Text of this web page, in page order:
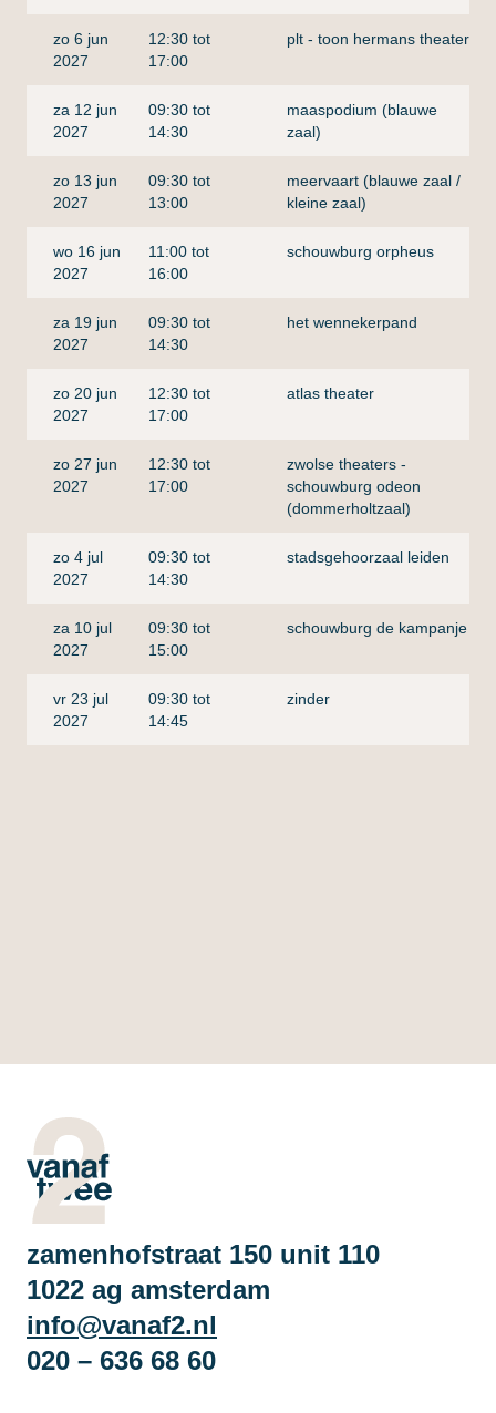
zo 6 jun
2027
12:30 tot
17:00
plt - toon hermans theater
za 12 jun
2027
09:30 tot
14:30
maaspodium (blauwe
zaal)
zo 13 jun
2027
09:30 tot
13:00
meervaart (blauwe zaal /
kleine zaal)
wo 16 jun
2027
11:00 tot
16:00
schouwburg orpheus
za 19 jun
2027
09:30 tot
14:30
het wennekerpand
zo 20 jun
2027
12:30 tot
17:00
atlas theater
zo 27 jun
2027
12:30 tot
17:00
zwolse theaters -
schouwburg odeon
(dommerholtzaal)
zo 4 jul
2027
09:30 tot
14:30
stadsgehoorzaal leiden
za 10 jul
2027
09:30 tot
15:00
schouwburg de kampanje
vr 23 jul
2027
09:30 tot
14:45
zinder
zamenhofstraat 150 unit 110
1022 ag amsterdam
info@vanaf2.nl
020 – 636 68 60